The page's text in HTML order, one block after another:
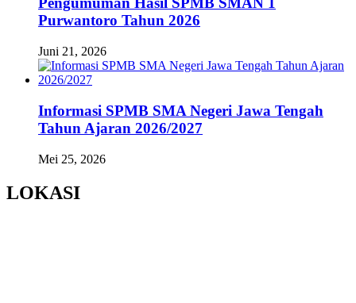
Purwantoro Tahun 2026
Juni 21, 2026
Informasi SPMB SMA Negeri Jawa Tengah
Tahun Ajaran 2026/2027
Mei 25, 2026
LOKASI